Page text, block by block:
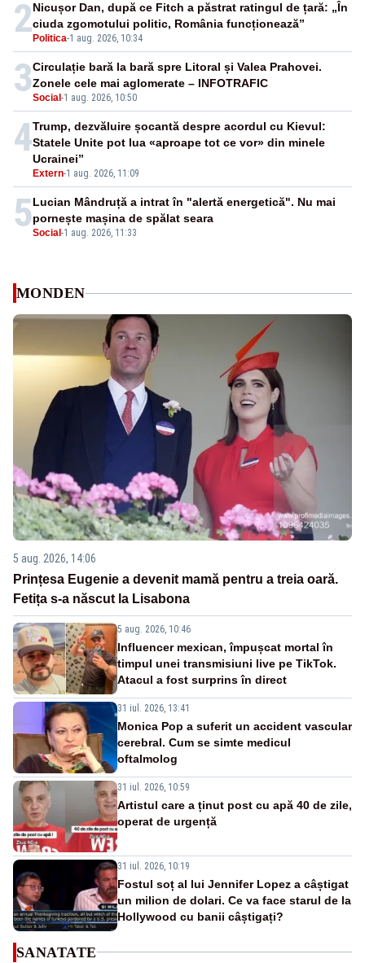
2 Politica-1 aug. 2026, 10:34
Nicușor Dan, după ce Fitch a păstrat ratingul de țară: „În
ciuda zgomotului politic, România funcționează”
3Social -1 aug. 2026, 10:50
Circulație bară la bară spre Litoral și Valea Prahovei.
Zonele cele mai aglomerate – INFOTRAFIC
4
Extern-1 aug. 2026, 11:09
Trump, dezvăluire șocantă despre acordul cu Kievul:
Statele Unite pot lua «aproape tot ce vor» din minele
Ucrainei”
5Social -1 aug. 2026, 11:33
Lucian Mândruță a intrat în "alertă energetică". Nu mai
pornește mașina de spălat seara
MONDEN
5 aug. 2026, 14:06
Prințesa Eugenie a devenit mamă pentru a treia oară.
Fetița s-a născut la Lisabona
5 aug. 2026, 10:46
Influencer mexican, împușcat mortal în
timpul unei transmisiuni live pe TikTok.
Atacul a fost surprins în direct
31 iul. 2026, 13:41
Monica Pop a suferit un accident vascular
cerebral. Cum se simte medicul
oftalmolog
31 iul. 2026, 10:59
Artistul care a ținut post cu apă 40 de zile,
operat de urgență
31 iul. 2026, 10:19
Fostul soț al lui Jennifer Lopez a câștigat
un milion de dolari. Ce va face starul de la
Hollywood cu banii câștigați?
SANATATE